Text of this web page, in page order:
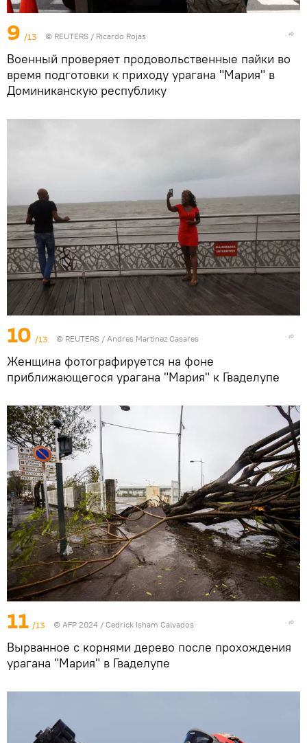
9 /13 © REUTERS / Ricardo Rojas
Военный проверяет продовольственные пайки во
время подготовки к приходу урагана "Мария" в
Доминиканскую республику
10 /13 © REUTERS / Andres Martinez Casares
Женщина фотографируется на фоне
приближающегося урагана "Мария" к Гваделупе
11 /13 © AFP 2024 / Cedrick Isham Calvados
Вырванное с корнями дерево после прохождения
урагана "Мария" в Гваделупе